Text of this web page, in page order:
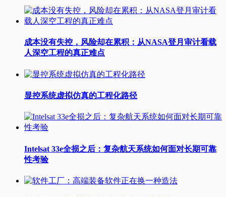
成本没有失控，风险却在累积：从NASA登月审计看载
人深空工程的真正难点
显控系统虚拟仿真的工程化路径
Intelsat 33e全损之后：复杂航天系统如何面对长期可靠
性考验